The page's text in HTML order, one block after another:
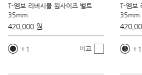
T-엠보 리버시블 원사이즈 벨트
35mm
420,000 원
1 비교
T-엠보
35mm
1